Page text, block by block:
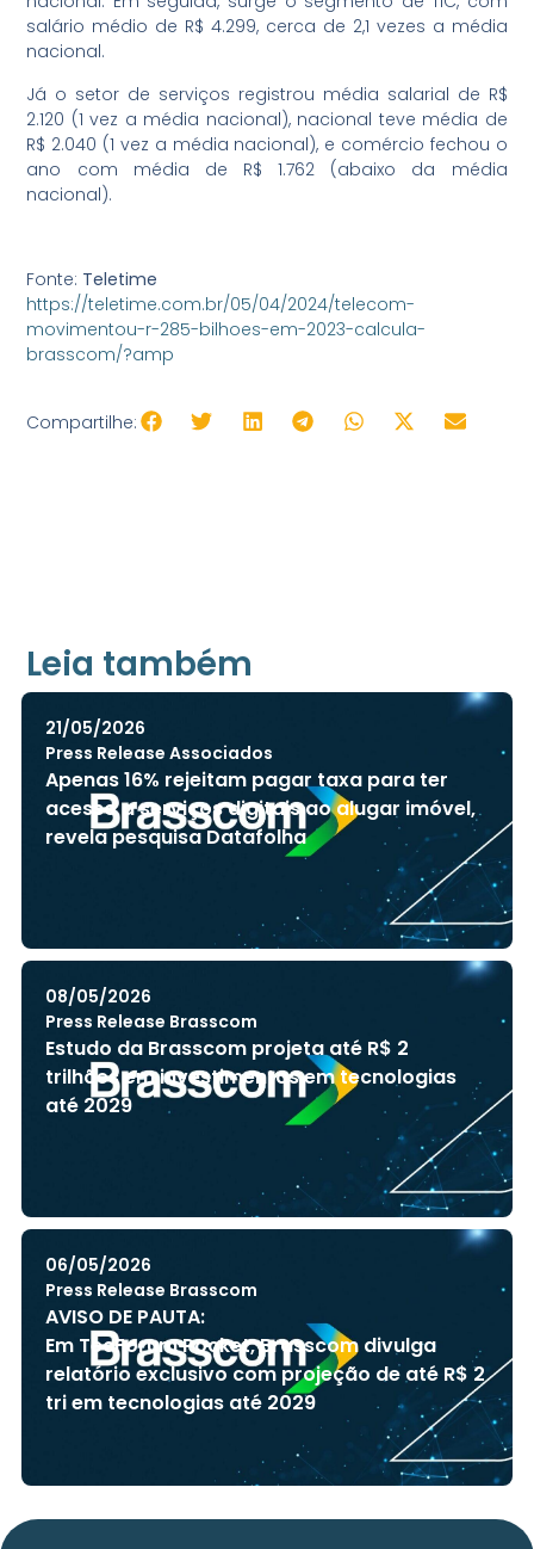
salário médio de R$ 4.299, cerca de 2,1 vezes a média
nacional.
Já o setor de serviços registrou média salarial de R$
2.120 (1 vez a média nacional), nacional teve média de
R$ 2.040 (1 vez a média nacional), e comércio fechou o
ano com média de R$ 1.762 (abaixo da média
nacional).
Fonte: Teletime
https://teletime.com.br/05/04/2024/telecom-
movimentou-r-285-bilhoes-em-2023-calcula-
brasscom/?amp
Compartilhe:
Leia também
21/05/2026
Press Release Associados
Apenas 16% rejeitam pagar taxa para ter
acesso a serviços digitais ao alugar imóvel,
revela pesquisa Datafolha
08/05/2026
Press Release Brasscom
Estudo da Brasscom projeta até R$ 2
trilhões em investimentos em tecnologias
até 2029
06/05/2026
Press Release Brasscom
AVISO DE PAUTA:
Em TecForum Pocket, Brasscom divulga
relatório exclusivo com projeção de até R$ 2
tri em tecnologias até 2029